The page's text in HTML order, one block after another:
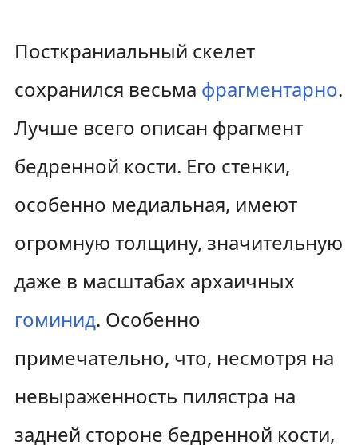
Посткраниальный скелет
сохранился весьма фрагментарно.
Лучше всего описан фрагмент
бедренной кости. Его стенки,
особенно медиальная, имеют
огромную толщину, значительную
даже в масштабах архаичных
гоминид. Особенно
примечательно, что, несмотря на
невыраженность пилястра на
задней стороне бедренной кости,